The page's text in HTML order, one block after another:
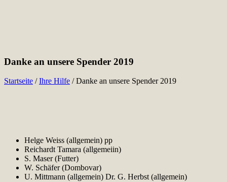
Danke an unsere Spender 2019
Startseite /Ihre Hilfe /Danke an unsere Spender 2019
Helge Weiss (allgemein) pp
Reichardt Tamara (allgemeiin)
S. Maser (Futter)
W. Schäfer (Dombovar)
U. Mittmann (allgemein) Dr. G. Herbst (allgemein)